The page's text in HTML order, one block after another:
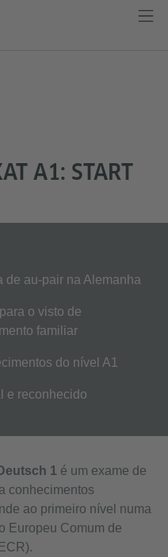
A1: START
de au-pair na Alemanha
o visto de
familiar
do nível A1
e reconhecido
1 é um exame de
conhecimentos
ao primeiro nível numa
Europeu Comum de